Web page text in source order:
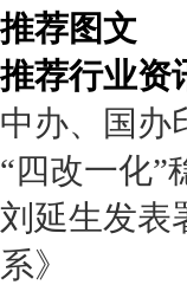
推荐图文
推荐行业资
中办、国办
“四改一化”
刘延生发表
系》